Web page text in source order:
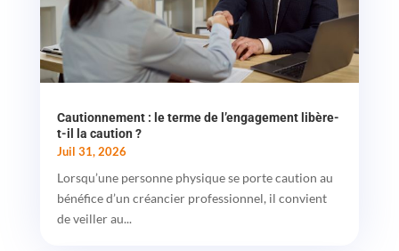
Cautionnement : le terme de l’engagement libère-
t-il la caution ?
Juil 31, 2026
Lorsqu’une personne physique se porte caution au
bénéfice d’un créancier professionnel, il convient
de veiller au...